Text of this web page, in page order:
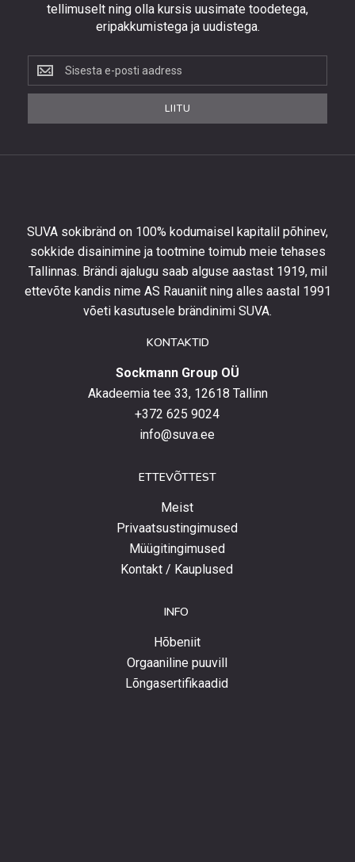
tellimuselt ning olla kursis uusimate toodetega,
eripakkumistega ja uudistega.
Liitu
uudiskirjaga,
et
kursis
uusimate
toodetega,
eripakkumistega
LIITU
SUVA sokibränd on 100% kodumaisel kapitalil põhinev,
sokkide disainimine ja tootmine toimub meie tehases
Tallinnas. Brändi ajalugu saab alguse aastast 1919, mil
ettevõte kandis nime AS Rauaniit ning alles aastal 1991
võeti kasutusele brändinimi SUVA.
KONTAKTID
Sockmann Group OÜ
Akadeemia tee 33, 12618 Tallinn
+372 625 9024
info@suva.ee
ETTEVÕTTEST
Meist
Privaatsustingimused
Müügitingimused
Kontakt / Kauplused
INFO
Hõbeniit
Orgaaniline puuvill
Lõngasertifikaadid